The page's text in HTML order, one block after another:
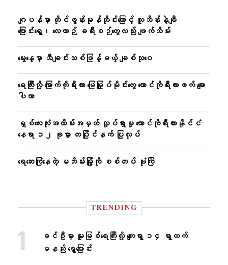
ဂျပန်မှာ တိုင်ဖွန်းမုန်တိုင်းကြောင့် လူသိန်းနဲ့ချီ
ပြောင်းရွှေ့၊ လေယာဉ် ခရီးစဉ်တွေလည်း ဖျက်သိမ်း
မွေးနေ့မှာ သီချင်းသစ်ဖြန့်မယ့် ချစ်သုဝေ
ရေကြီးလို့ မြောက်ကိုရီးယား မြေမြှုပ်မိုင်းတွေ တောင်ကိုရီးယားဖက် မျော
ပါလာ
ရှစ်လေးလုံးအထိမ်းအမှတ် လှုပ်ရှားမှု တောင်ကိုရီးယားနိုင်ငံ
နေရာ ၁၂ ခုမှာ တပြိုင်နက် ပြုလုပ်
ရေဘေးကြုံနေတဲ့ မဘိမ်းမြို့ကို စစ်တပ် ဗုံးကြဲ
TRENDING
ခင်ဦးမှာ မူးမြစ်ရေကြီးလို့ ကျေးရွာ ၁၄ ရွာထက်
မနည်း ရွှေ့ပြောင်း